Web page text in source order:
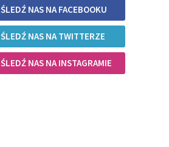
ŚLEDŹ NAS NA FACEBOOKU
ŚLEDŹ NAS NA TWITTERZE
ŚLEDŹ NAS NA INSTAGRAMIE